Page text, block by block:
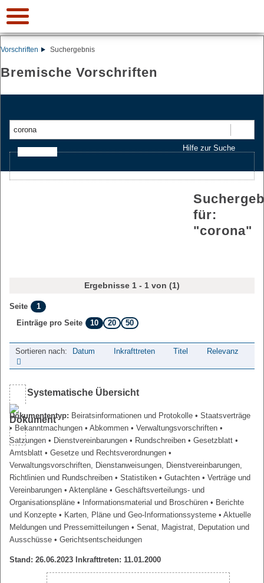
Vorschriften Suchergebnis
Bremische Vorschriften
Hilfe zur Suche
für:
"corona"
Ergebnisse 1 - 1 von (1)
Seite
1
Einträge pro Seite
10 20 50
Sortieren nach: Datum Inkrafttreten Titel Relevanz
Systematische Übersicht
Dokumententyp: Beiratsinformationen und Protokolle • Staatsverträge
• Bekanntmachungen • Abkommen • Verwaltungsvorschriften •
Satzungen • Dienstvereinbarungen • Rundschreiben • Gesetzblatt •
Amtsblatt • Gesetze und Rechtsverordnungen •
Verwaltungsvorschriften, Dienstanweisungen, Dienstvereinbarungen,
Richtlinien und Rundschreiben • Statistiken • Gutachten • Verträge und
Vereinbarungen • Aktenpläne • Geschäftsverteilungs- und
Organisationspläne • Informationsmaterial und Broschüren • Berichte
und Konzepte • Karten, Pläne und Geo-Informationssysteme • Aktuelle
Meldungen und Pressemitteilungen • Senat, Magistrat, Deputation und
Ausschüsse • Gerichtsentscheidungen
Stand: 26.06.2023 Inkrafttreten: 11.01.2000